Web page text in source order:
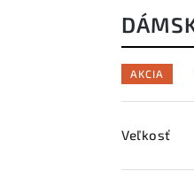
AKCIA
Veľkosť